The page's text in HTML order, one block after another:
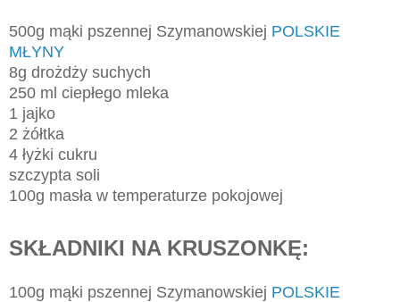
500g mąki pszennej Szymanowskiej POLSKIE
MŁYNY
8g drożdży suchych
250 ml ciepłego mleka
1 jajko
2 żółtka
4 łyżki cukru
szczypta soli
100g masła w temperaturze pokojowej
SKŁADNIKI NA KRUSZONKĘ:
100g mąki pszennej Szymanowskiej POLSKIE